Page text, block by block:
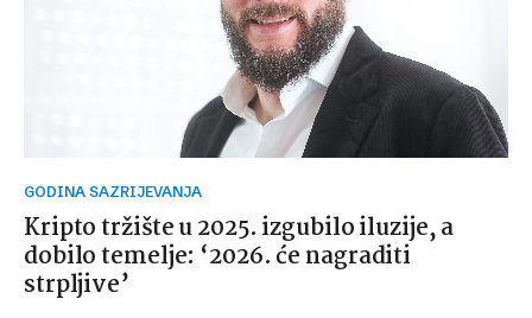
GODINA SAZRIJEVANJA
Kripto tržište u 2025. izgubilo iluzije, a
dobilo temelje: ‘2026. će nagraditi
strpljive’